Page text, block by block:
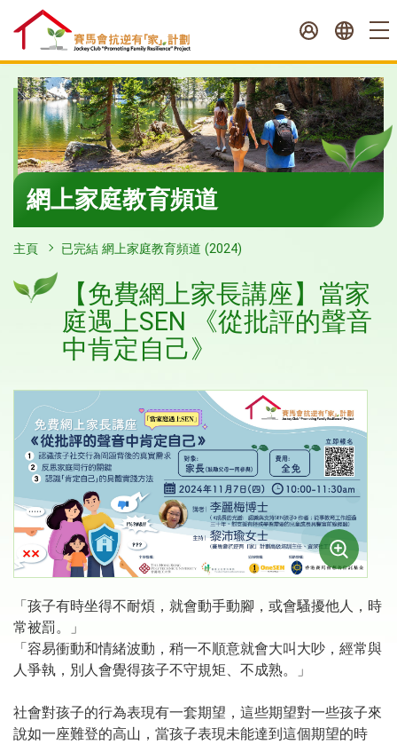
至
容
開
網上家庭教育頻道
主頁 已完結 網上家庭教育頻道 (2024)
【免費網上家長講座】當家
庭遇上SEN 《從批評的聲音
中肯定自己》
「孩子有時坐得不耐煩，就會動手動腳，或會騷擾他人，時
常被罰。」
「容易衝動和情緒波動，稍一不順意就會大叫大吵，經常與
人爭執，別人會覺得孩子不守規矩、不成熟。」
社會對孩子的行為表現有一套期望，這些期望對一些孩子來
說如一座難登的高山，當孩子表現未能達到這個期望的時